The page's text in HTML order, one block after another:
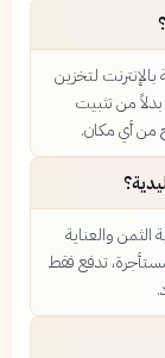
لتخزين
من تثبيت
من أي مكان.
الثمن والعناية
تدفع فقط